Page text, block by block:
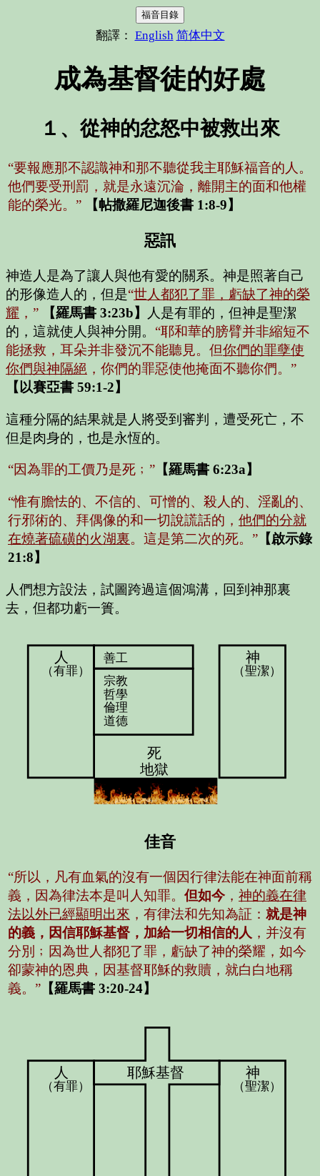
福音目錄
翻譯： English 简体中文
成為基督徒的好處
１、從神的忿怒中被救出來
“要報應那不認識神和那不聽從我主耶穌福音的人。
他們要受刑罰，就是永遠沉淪，離開主的面和他權
能的榮光。”
【帖撒羅尼迦後書 1:8-9】
惡訊
神造人是為了讓人與他有愛的關系。神是照著自己
的形像造人的，但是“世人都犯了罪，虧缺了神的榮
耀 ，” 【羅馬書 3:23b】
人是有罪的，但神是聖潔
的，這就使人與神分開。 “耶和華的膀臂并非縮短不
能拯救，耳朵并非發沉不能聽見。但你們的罪孽使
你們與神隔絕 ，你們的罪惡使他掩面不聽你們。”
【以賽亞書 59:1-2】
這種分隔的結果就是人將受到審判，遭受死亡，不
但是肉身的，也是永恆的。
“因為罪的工價乃是死﹔” 【羅馬書 6:23a】
“惟有膽怯的、不信的、可憎的、殺人的、淫亂的、
行邪術的、拜偶像的和一切說謊話的， 他們的分就
在燒著硫磺的火湖裏。這是第二次的死。” 【啟示錄
21:8】
人們想方設法，試圖跨過這個鴻溝，回到神那裏
去，但都功虧一簣。
人
（有罪）
善工
宗教
哲學
倫理
道德
神
（聖潔）
死
地獄
佳音
“所以，凡有血氣的沒有一個因行律法能在神面前稱
義，因為律法本是叫人知罪。 但如今 ， 神的義在律
法以外已經顯明出來 ，有律法和先知為証： 就是神
的義，因信耶穌基督，加給一切相信的人 ，并沒有
分別﹔因為世人都犯了罪，虧缺了神的榮耀，如今
卻蒙神的恩典，因基督耶穌的救贖，就白白地稱
義。” 【羅馬書 3:20-24】
人
（有罪）
耶穌基督 神
（聖潔）